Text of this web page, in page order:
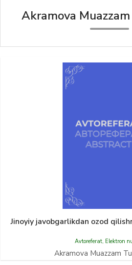
Akramova
Jinoyiy javobgarlikdan ozod
Avtoreferat, Elektron
Akramova Muazzam